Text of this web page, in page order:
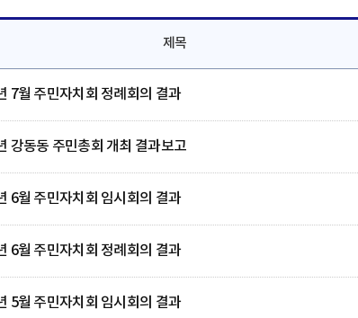
제목
7월 주민자치회 정례회의 결과
강동동 주민총회 개최 결과보고
6월 주민자치회 임시회의 결과
6월 주민자치회 정례회의 결과
5월 주민자치회 임시회의 결과